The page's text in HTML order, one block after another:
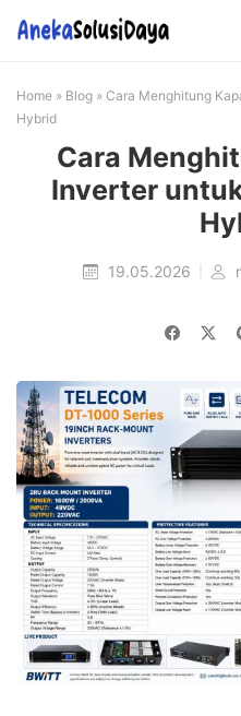
Home » Blog » Cara Menghitung
Hybrid
Cara
Inverter
19.05.2026